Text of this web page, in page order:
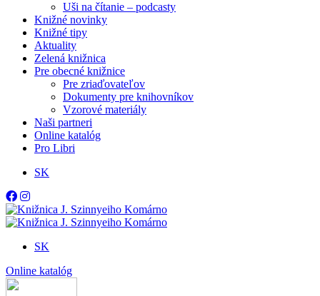
Uši na čítanie – podcasty
Knižné novinky
Knižné tipy
Aktuality
Zelená knižnica
Pre obecné knižnice
Pre zriaďovateľov
Dokumenty pre knihovníkov
Vzorové materiály
Naši partneri
Online katalóg
Pro Libri
SK
SK
Online katalóg